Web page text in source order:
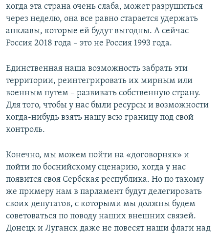
когда эта страна очень слаба, может разрушиться
через неделю, она все равно старается удержать
анклавы, которые ей будут выгодны. А сейчас
Россия 2018 года – это не Россия 1993 года.
Единственная наша возможность забрать эти
территории, реинтегрировать их мирным или
военным путем – развивать собственную страну.
Для того, чтобы у нас были ресурсы и возможности
когда-нибудь взять нашу всю границу под свой
контроль.
Конечно, мы можем пойти на «договорняк» и
пойти по боснийскому сценарию, когда у нас
появится своя Сербская республика. Но по такому
же примеру нам в парламент будут делегировать
своих депутатов, с которыми мы должны будем
советоваться по поводу наших внешних связей.
Донецк и Луганск даже не повесят наши флаги над